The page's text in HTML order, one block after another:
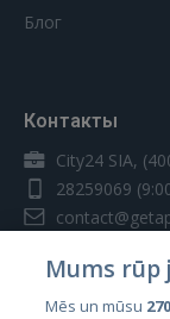
Блог
Контакты
City24 SIA,
28259069
Mums
Mēs un mūsu 270